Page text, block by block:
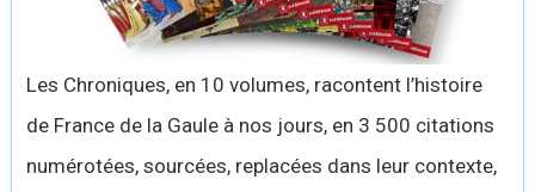
Les Chroniques, en 10 volumes, racontent l’histoire
de France de la Gaule à nos jours, en 3 500 citations
numérotées, sourcées, replacées dans leur contexte,